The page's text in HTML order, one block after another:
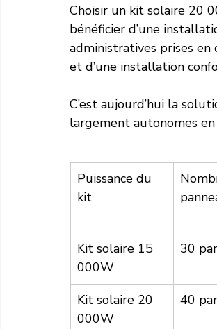
Choisir un kit solaire 20
bénéficier d’une
administratives prises en
et d’une installation
C’est aujourd’hui la
largement autonomes
Puissance du
kit
Kit solaire 15
000W
30
Kit solaire 20
000W
40